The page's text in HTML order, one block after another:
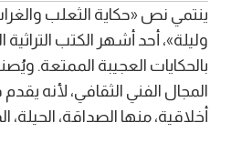
ينتمي نص «حكاية الثعلب
وليلة»، أحد أشهر الكتب التراثية
بالحكايات العجيبة الممتعة.
المجال الفني الثقافي، لأنه
أخلاقية، منها الصداقة، الحيلة،